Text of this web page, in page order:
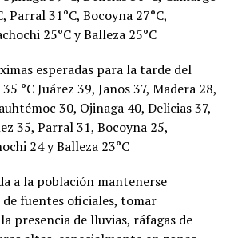
Parral 31°C, Bocoyna 27°C,
25°C y Balleza 25°C
esperadas para la tarde del
°C Juárez 39, Janos 37, Madera 28,
30, Ojinaga 40, Delicias 37,
35, Parral 31, Bocoyna 25,
24 y Balleza 23°C
a la población mantenerse
fuentes oficiales, tomar
presencia de lluvias, ráfagas de